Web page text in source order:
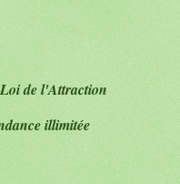
de l'Attraction
illimitée